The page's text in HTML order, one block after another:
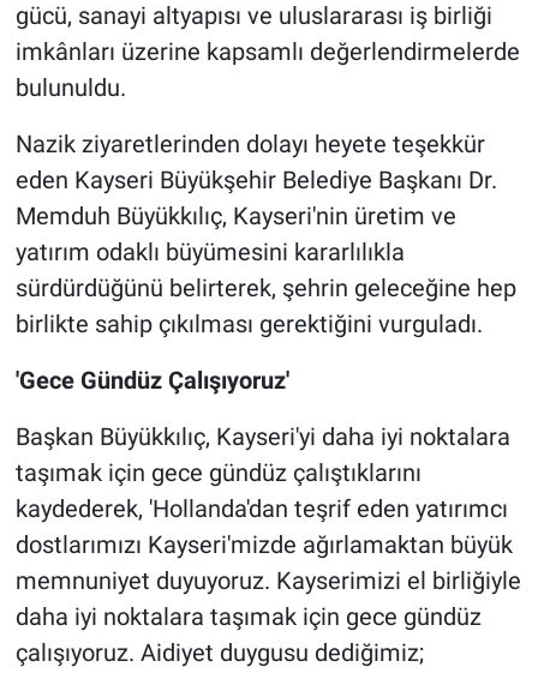
gücü, sanayi altyapısı ve uluslararası iş birliği
imkânları üzerine kapsamlı değerlendirmelerde
bulunuldu.
Nazik ziyaretlerinden dolayı heyete teşekkür
eden Kayseri Büyükşehir Belediye Başkanı Dr.
Memduh Büyükkılıç, Kayseri'nin üretim ve
yatırım odaklı büyümesini kararlılıkla
sürdürdüğünü belirterek, şehrin geleceğine hep
birlikte sahip çıkılması gerektiğini vurguladı.
'Gece Gündüz Çalışıyoruz'
Başkan Büyükkılıç, Kayseri'yi daha iyi noktalara
taşımak için gece gündüz çalıştıklarını
kaydederek, 'Hollanda'dan teşrif eden yatırımcı
dostlarımızı Kayseri'mizde ağırlamaktan büyük
memnuniyet duyuyoruz. Kayserimizi el birliğiyle
daha iyi noktalara taşımak için gece gündüz
çalışıyoruz. Aidiyet duygusu dediğimiz;